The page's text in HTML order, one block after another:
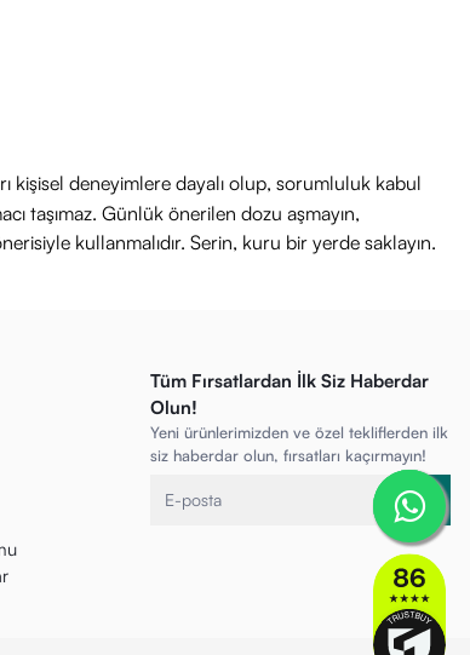
kişisel deneyimlere dayalı olup, sorumluluk kabul
taşımaz. Günlük önerilen dozu aşmayın,
kullanmalıdır. Serin, kuru bir yerde saklayın.
Tüm Fırsatlardan İlk Siz Haberdar
Olun!
Yeni ürünlerimizden ve özel tekliflerden ilk
siz haberdar olun, fırsatları kaçırmayın!